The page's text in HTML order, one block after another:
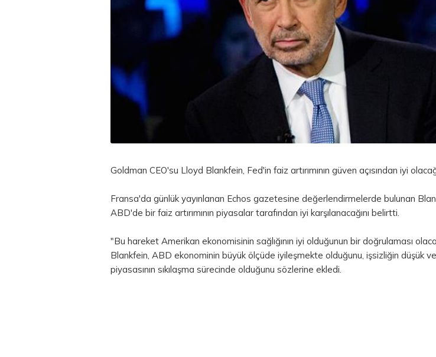
Goldman CEO'su Lloyd Blankfein, Fed'in faiz artırımının güven açısından iyi
Fransa'da günlük yayınlanan Echos gazetesine değerlendirmelerde bulunan
ABD'de bir faiz artırımının piyasalar tarafından iyi karşılanacağını belirtti.
"Bu hareket Amerikan ekonomisinin sağlığının iyi olduğunun bir doğrulaması
Blankfein, ABD ekonominin büyük ölçüde iyileşmekte olduğunu, işsizliğin düşük
piyasasının sıkılaşma sürecinde olduğunu sözlerine ekledi.